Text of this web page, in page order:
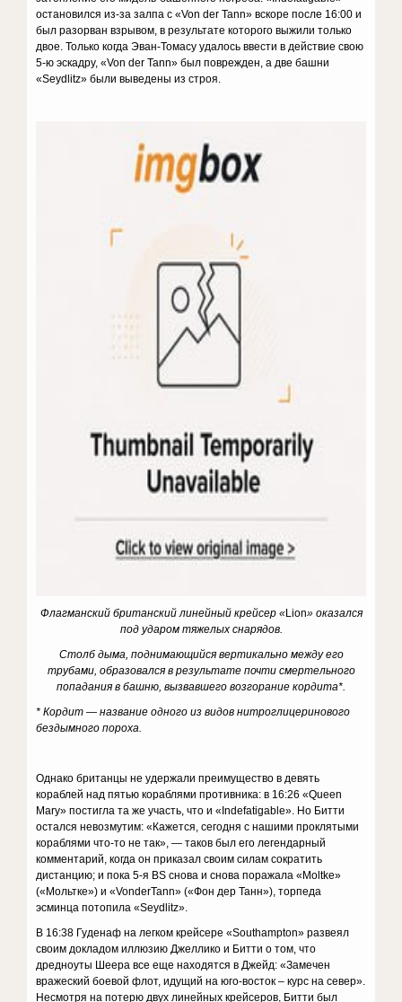
остановился из-за залпа с «Von der Tann» вскоре после 16:00 и
был разорван взрывом, в результате которого выжили только
двое. Только когда Эван-Томасу удалось ввести в действие свою
5-ю эскадру, «Von der Tann» был поврежден, а две башни
«Seydlitz» были выведены из строя.
Флагманский британский линейный крейсер «Lion» оказался
под ударом тяжелых снарядов.
Столб дыма, поднимающийся вертикально между его
трубами, образовался в результате почти смертельного
попадания в башню, вызвавшего возгорание кордита*.
* Кордит — название одного из видов нитроглицеринового
бездымного пороха.
Однако британцы не удержали преимущество в девять
кораблей над пятью кораблями противника: в 16:26 «Queen
Mary» постигла та же участь, что и «Indefatigable». Но Битти
остался невозмутим: «Кажется, сегодня с нашими проклятыми
кораблями что-то не так», — таков был его легендарный
комментарий, когда он приказал своим силам сократить
дистанцию; и пока 5-я BS снова и снова поражала «Moltke»
(«Мольтке») и «VonderTann» («Фон дер Танн»), торпеда
эсминца потопила «Seydlitz».
В 16:38 Гуденаф на легком крейсере «Southampton» развеял
своим докладом иллюзию Джеллико и Битти о том, что
дредноуты Шеера все еще находятся в Джейд: «Замечен
вражеский боевой флот, идущий на юго-восток – курс на север».
Несмотря на потерю двух линейных крейсеров, Битти был